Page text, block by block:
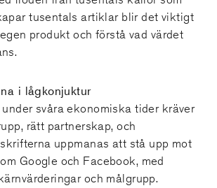
tusentals artiklar blir det viktigt
produkt och förstå vad värdet
i lågkonjuktur
svåra ekonomiska tider kräver
rätt partnerskap, och
uppmanas att stå upp mot
Google och Facebook, med
och målgrupp.